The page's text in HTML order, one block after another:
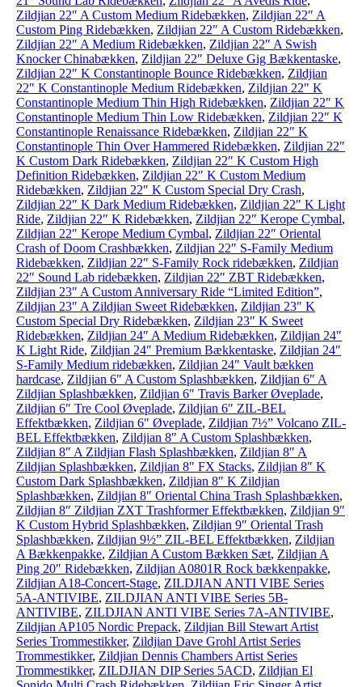
Zildjian 22″ A Custom Medium Ridebækken, Zildjian 22″ A
Custom Ping Ridebækken, Zildjian 22″ A Custom Ridebækken,
Zildjian 22″ A Medium Ridebækken, Zildjian 22″ A Swish
Knocker Chinabækken, Zildjian 22″ Deluxe Gig Bækkentaske,
Zildjian 22″ K Constantinople Bounce Ridebækken, Zildjian
22″ K Constantinople Medium Ridebækken, Zildjian 22″ K
Constantinople Medium Thin High Ridebækken, Zildjian 22″ K
Constantinople Medium Thin Low Ridebækken, Zildjian 22″ K
Constantinople Renaissance Ridebækken, Zildjian 22″ K
Constantinople Thin Over Hammered Ridebækken, Zildjian 22″
K Custom Dark Ridebækken, Zildjian 22″ K Custom High
Definition Ridebækken, Zildjian 22″ K Custom Medium
Ridebækken, Zildjian 22″ K Custom Special Dry Crash,
Zildjian 22″ K Dark Medium Ridebækken, Zildjian 22″ K Light
Ride, Zildjian 22″ K Ridebækken, Zildjian 22″ Kerope Cymbal,
Zildjian 22″ Kerope Medium Cymbal, Zildjian 22″ Oriental
Crash of Doom Crashbækken, Zildjian 22″ S-Family Medium
Ridebækken, Zildjian 22″ S-Family Rock ridebækken, Zildjian
22″ Sound Lab ridebækken, Zildjian 22″ ZBT Ridebækken,
Zildjian 23″ A Custom Anniversary Ride “Limited Edition”,
Zildjian 23″ A Zildjian Sweet Ridebækken, Zildjian 23″ K
Custom Special Dry Ridebækken, Zildjian 23″ K Sweet
Ridebækken, Zildjian 24″ A Medium Ridebækken, Zildjian 24″
K Light Ride, Zildjian 24″ Premium Bækkentaske, Zildjian 24″
S-Family Medium ridebækken, Zildjian 24″ Vault bækken
hardcase, Zildjian 6″ A Custom Splashbækken, Zildjian 6″ A
Zildjian Splashbækken, Zildjian 6″ Travis Barker Øveplade,
Zildjian 6″ Tre Cool Øveplade, Zildjian 6″ ZIL-BEL
Effektbækken, Zildjian 6″ Øveplade, Zildjian 7½” Volcano ZIL-
BEL Effektbækken, Zildjian 8″ A Custom Splashbækken,
Zildjian 8″ A Zildjian Flash Splashbækken, Zildjian 8″ A
Zildjian Splashbækken, Zildjian 8″ FX Stacks, Zildjian 8″ K
Custom Dark Splashbækken, Zildjian 8″ K Zildjian
Splashbækken, Zildjian 8″ Oriental China Trash Splashbækken,
Zildjian 8″ Zildjian ZXT Trashformer Effektbækken, Zildjian 9″
K Custom Hybrid Splashbækken, Zildjian 9″ Oriental Trash
Splashbækken, Zildjian 9½” ZIL-BEL Effektbækken, Zildjian
A Bækkenpakke, Zildjian A Custom Bækken Sæt, Zildjian A
Ping 20″ Ridebækken, Zildjian A0801R Rock bækkenpakke,
Zildjian A18-Concert-Stage, ZILDJIAN ANTI VIBE Series
5A-ANTIVIBE, ZILDJIAN ANTI VIBE Series 5B-
ANTIVIBE, ZILDJIAN ANTI VIBE Series 7A-ANTIVIBE,
Zildjian AP105 Nordic Prepack, Zildjian Bill Stewart Artist
Series Trommestikker, Zildjian Dave Grohl Artist Series
Trommestikker, Zildjian Dennis Chambers Artist Series
Trommestikker, ZILDJIAN DIP Series 5ACD, Zildjian El